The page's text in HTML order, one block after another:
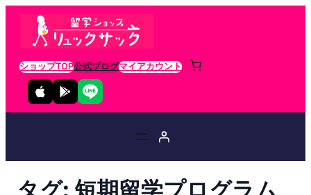
ショップTOP公式ブログマイアカウント